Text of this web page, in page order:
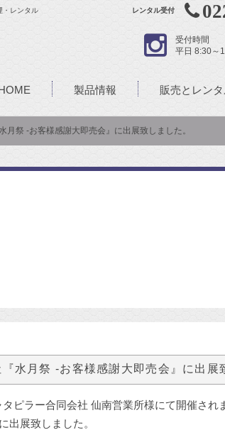
・レンタル レンタル受付
受付時間
平日 8:30～
製品情報 販売とレン
月祭 -お客様感謝大即売会』に出展致しました。
水月祭 -お客様感謝大即売会』に出展
ピラー合同会社 仙南営業所様にて開催され
出展致しました。